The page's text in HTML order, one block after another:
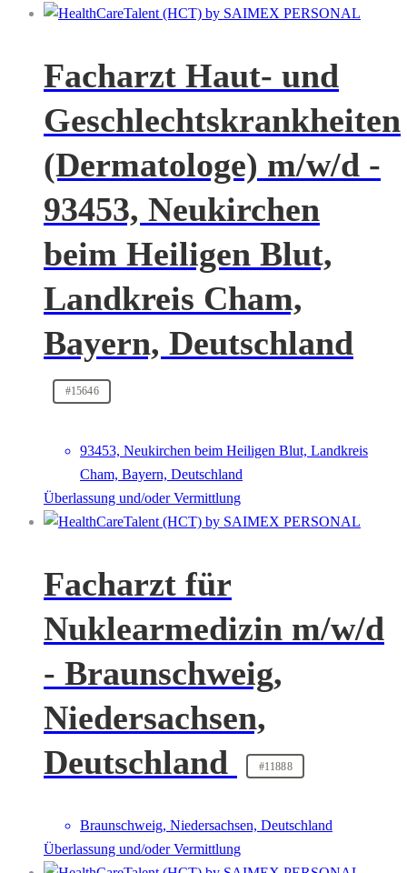
Facharzt Haut- und
Geschlechtskrankheiten
(Dermatologe) m/w/d -
93453, Neukirchen
beim Heiligen Blut,
Landkreis Cham,
Bayern, Deutschland
#15646
93453, Neukirchen beim Heiligen Blut, Landkreis
Cham, Bayern, Deutschland
Überlassung und/oder Vermittlung
Facharzt für
Nuklearmedizin m/w/d
- Braunschweig,
Niedersachsen,
Deutschland
#11888
Braunschweig, Niedersachsen, Deutschland
Überlassung und/oder Vermittlung